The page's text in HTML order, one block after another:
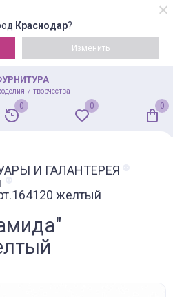
Краснодар?
Изменить
и творчества
0 0 0
И ГАЛАНТЕРЕЯ
желтый